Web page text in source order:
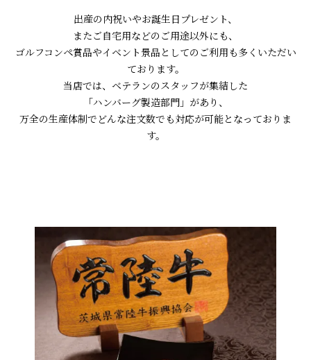
出産の内祝いやお誕生日プレゼント、
またご自宅用などのご用途以外にも、
ゴルフコンペ賞品やイベント景品としてのご利用も多くいただい
ております。
当店では、ベテランのスタッフが集結した
「ハンバーグ製造部門」があり、
万全の生産体制でどんな注文数でも対応が可能となっておりま
す。